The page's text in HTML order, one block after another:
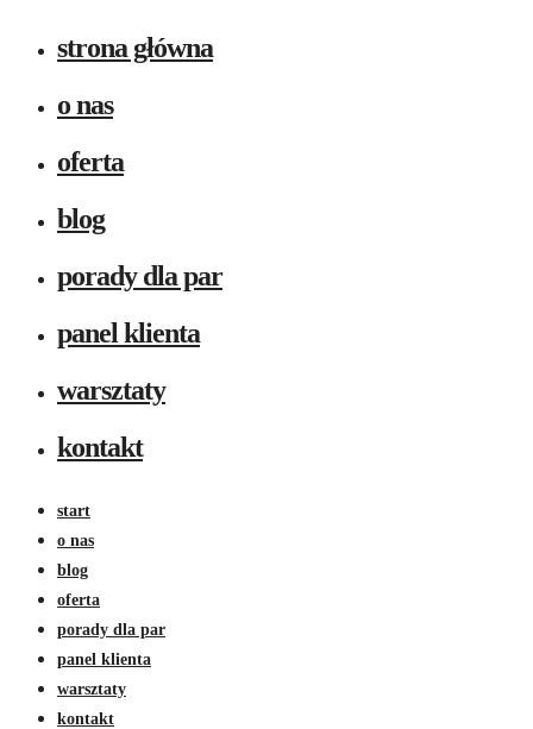
strona główna
o nas
oferta
blog
porady dla par
panel klienta
warsztaty
kontakt
start
o nas
blog
oferta
porady dla par
panel klienta
warsztaty
kontakt